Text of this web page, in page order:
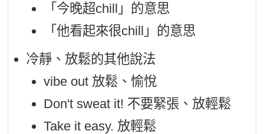
「今晚超chill」的意思
「他看起來很chill」的意思
冷靜、放鬆的其他說法
vibe out 放鬆、愉悅
Don't sweat it! 不要緊張、放輕鬆
Take it easy. 放輕鬆